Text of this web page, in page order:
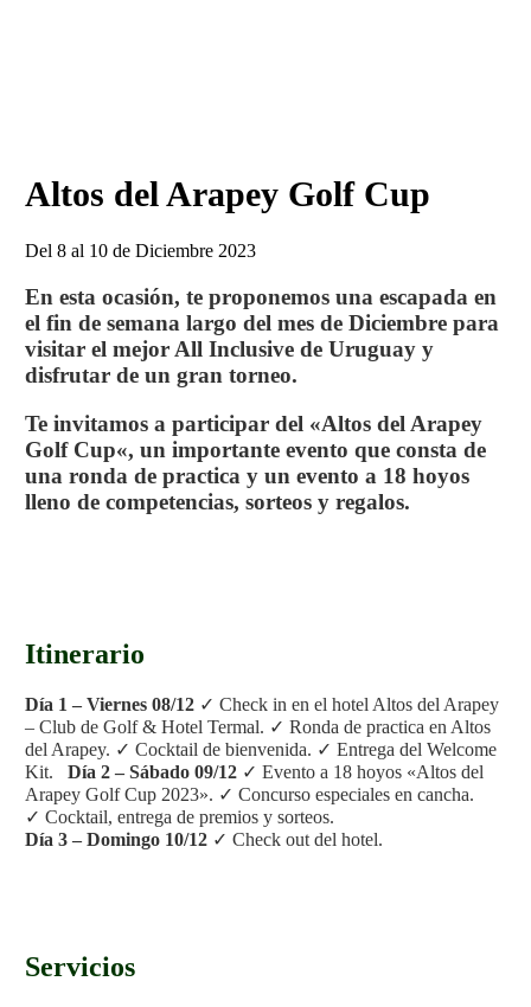
Altos del Arapey Golf Cup
Del 8 al 10 de Diciembre 2023
En esta ocasión, te proponemos una escapada en
el fin de semana largo del mes de Diciembre para
visitar el mejor All Inclusive de Uruguay y
disfrutar de un gran torneo.
Te invitamos a participar del «Altos del Arapey
Golf Cup«, un importante evento que consta de
una ronda de practica y un evento a 18 hoyos
lleno de competencias, sorteos y regalos.
Itinerario
Día 1 – Viernes 08/12 ✓ Check in en el hotel Altos del Arapey
– Club de Golf & Hotel Termal. ✓ Ronda de practica en Altos
del Arapey. ✓ Cocktail de bienvenida. ✓ Entrega del Welcome
Kit.
Día 2 – Sábado 09/12 ✓ Evento a 18 hoyos «Altos del
Arapey Golf Cup 2023». ✓ Concurso especiales en cancha.
✓ Cocktail, entrega de premios y sorteos.
Día 3 – Domingo 10/12 ✓ Check out del hotel.
Servicios